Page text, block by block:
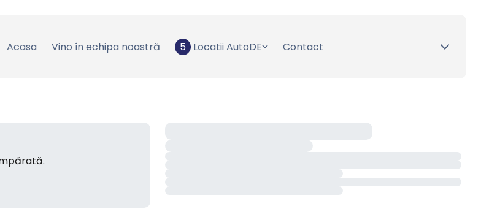
Acasa Vino în echipa noastră 5 Locatii AutoDE Contact